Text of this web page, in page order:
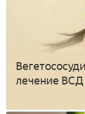
лечение ВСД